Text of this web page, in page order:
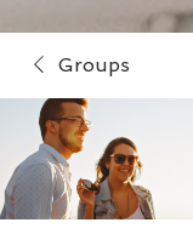
Groups